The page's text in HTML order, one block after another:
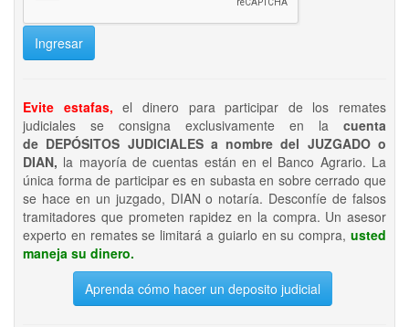
Ingresar
Evite estafas, el dinero para participar de los remates
judiciales se consigna exclusivamente en la cuenta
de DEPÓSITOS JUDICIALES a nombre del JUZGADO o
DIAN, la mayoría de cuentas están en el Banco Agrario. La
única forma de participar es en subasta en sobre cerrado que
se hace en un juzgado, DIAN o notaría. Desconfíe de falsos
tramitadores que prometen rapidez en la compra. Un asesor
experto en remates se limitará a guiarlo en su compra, usted
maneja su dinero.
Aprenda cómo hacer un deposito judicial